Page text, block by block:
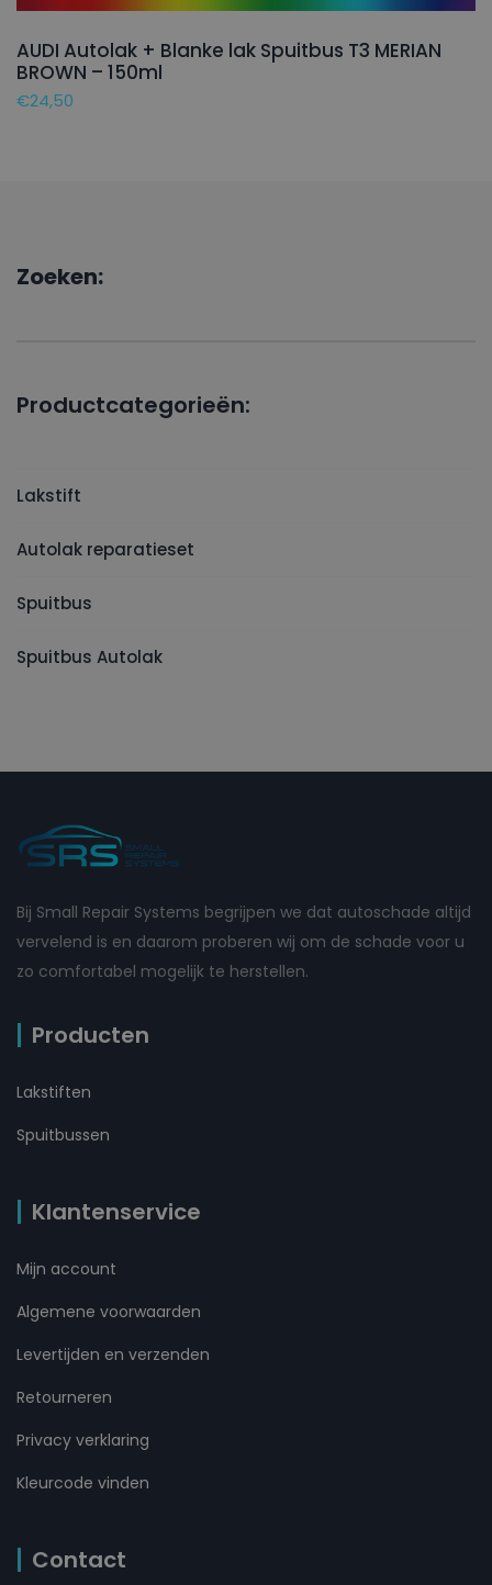
AUDI Autolak + Blanke lak Spuitbus T3 MERIAN
BROWN – 150ml
€24,50
Zoeken:
Productcategorieën:
Lakstift
Autolak reparatieset
Spuitbus
Spuitbus Autolak
Bij Small Repair Systems begrijpen we dat autoschade altijd
vervelend is en daarom proberen wij om de schade voor u
zo comfortabel mogelijk te herstellen.
Producten
Lakstiften
Spuitbussen
Klantenservice
Mijn account
Algemene voorwaarden
Levertijden en verzenden
Retourneren
Privacy verklaring
Kleurcode vinden
Contact